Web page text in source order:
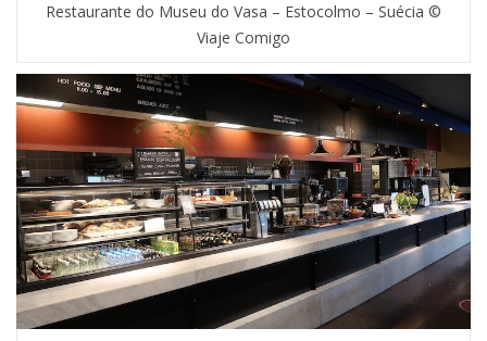
Restaurante do Museu do Vasa – Estocolmo – Suécia ©
Viaje Comigo